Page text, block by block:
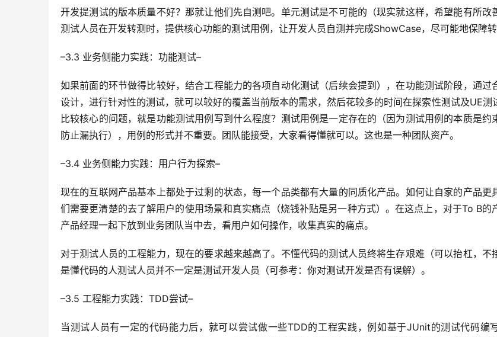
开发提测试的版本质量不好？那就让他们先自测吧。单元测试是不可能的（现实就这样，希望能有所改
测试人员在开发转测时，提供核心功能的测试用例，让开发人员自测并完成ShowCase，尽可能地保障转
–3.3 业务侧能力实践：功能测试–
如果前面的环节做得比较好，结合工程能力的各项自动化测试（后续会提到），在功能测试阶段，通过
设计，进行针对性的测试，就可以较好的覆盖当前版本的需求，然后花较多的时间在探索性测试及UE测
比较核心的问题，就是功能测试用例写到什么程度？测试用例是一定存在的（因为测试用例的本质是约
防止漏执行），用例的形式并不重要。团队能接受，大家看得懂就可以。这也是一种团队资产。
–3.4 业务侧能力实践：用户行为探索–
现在的互联网产品基本上都处于过剩的状态，每一个品类都有大量的同质化产品。如何让自家的产品更
们需要更清楚的去了解用户的使用场景和真实痛点（烧钱补贴是另一种方式）。在这点上，对于To B的
产品经理一起下放到业务团队当中去，看用户如何操作，收集真实的痛点。
对于测试人员的工程能力，现在的要求越来越高了。不懂代码的测试人员终将生存艰难（可以抬杠，不
是懂代码的人测试人员并不一定是测试开发人员（可参考：你对测试开发是否有误解）。
–3.5 工程能力实践：TDD尝试–
当测试人员有一定的代码能力后，就可以尝试做一些TDD的工程实践，例如基于JUnit的测试代码编